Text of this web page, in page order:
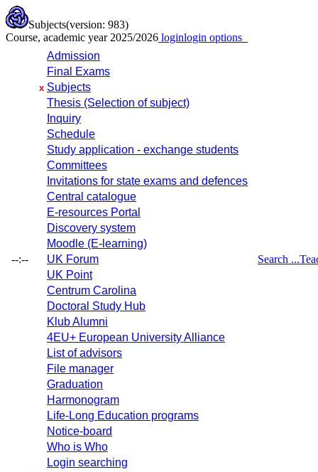
Subjects(version: 983)
Course, academic year 2025/2026 loginlogin options
--:--
Admission
Final Exams
x Subjects
Thesis (Selection of subject)
Inquiry
Schedule
Study application - exchange students
Committees
Invitations for state exams and defences
Central catalogue
E-resources Portal
Discovery system
Moodle (E-learning)
UK Forum
UK Point
Centrum Carolina
Doctoral Study Hub
Klub Alumni
4EU+ European University Alliance
List of advisors
File manager
Graduation
Harmonogram
Life-Long Education programs
Notice-board
Who is Who
Login searching
Search ...